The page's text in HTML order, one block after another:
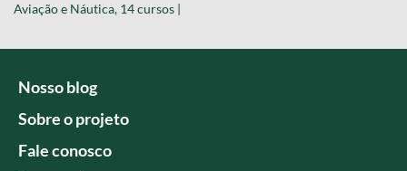
Aviação e Náutica, 14 cursos |
Nosso blog
Sobre o projeto
Fale conosco